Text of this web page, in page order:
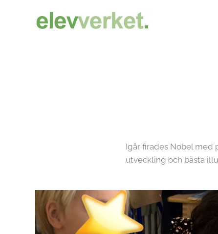
Igår firades Nobel med
utveckling och bästa